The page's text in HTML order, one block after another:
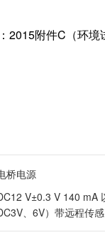
2015附件C（环境
桥电源
V±0.3 V 140 mA
、6V）带远程传感